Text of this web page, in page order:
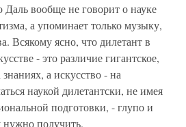
вообще не говорит о науке
а упоминает только музыку,
Всякому ясно, что дилетант в
- это различие гигантское,
а искусство - на
наукой дилетантски, не имея
подготовки, - глупо и
нужно получить.